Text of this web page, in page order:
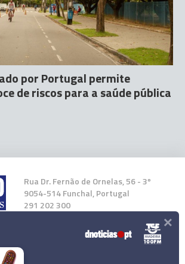
por Portugal permite
de riscos para a saúde pública
Rua Dr. Fernão de Ornelas, 56 - 3º
9054-514 Funchal, Portugal
291 202 300
Instale a nossa App ×